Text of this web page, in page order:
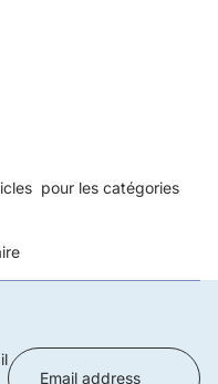
pour les catégories